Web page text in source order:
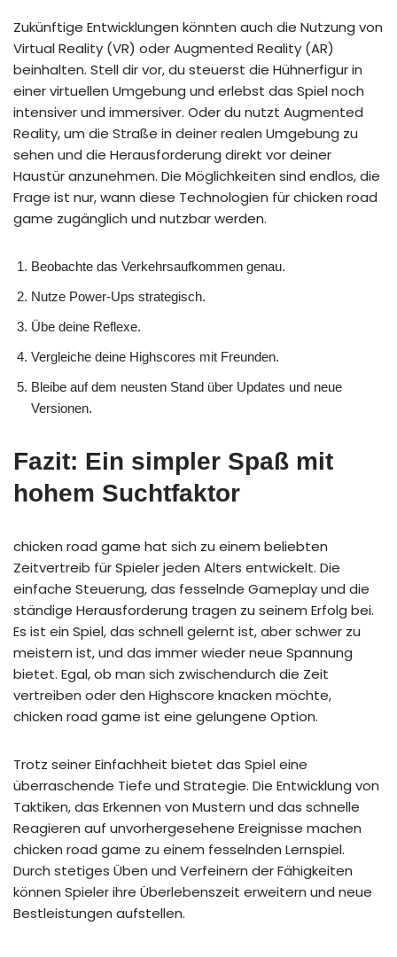
Zukünftige Entwicklungen könnten auch die Nutzung von
Virtual Reality (VR) oder Augmented Reality (AR)
beinhalten. Stell dir vor, du steuerst die Hühnerfigur in
einer virtuellen Umgebung und erlebst das Spiel noch
intensiver und immersiver. Oder du nutzt Augmented
Reality, um die Straße in deiner realen Umgebung zu
sehen und die Herausforderung direkt vor deiner
Haustür anzunehmen. Die Möglichkeiten sind endlos, die
Frage ist nur, wann diese Technologien für chicken road
game zugänglich und nutzbar werden.
Beobachte das Verkehrsaufkommen genau.
Nutze Power-Ups strategisch.
Übe deine Reflexe.
Vergleiche deine Highscores mit Freunden.
Bleibe auf dem neusten Stand über Updates und neue
Versionen.
Fazit: Ein simpler Spaß mit
hohem Suchtfaktor
chicken road game hat sich zu einem beliebten
Zeitvertreib für Spieler jeden Alters entwickelt. Die
einfache Steuerung, das fesselnde Gameplay und die
ständige Herausforderung tragen zu seinem Erfolg bei.
Es ist ein Spiel, das schnell gelernt ist, aber schwer zu
meistern ist, und das immer wieder neue Spannung
bietet. Egal, ob man sich zwischendurch die Zeit
vertreiben oder den Highscore knacken möchte,
chicken road game ist eine gelungene Option.
Trotz seiner Einfachheit bietet das Spiel eine
überraschende Tiefe und Strategie. Die Entwicklung von
Taktiken, das Erkennen von Mustern und das schnelle
Reagieren auf unvorhergesehene Ereignisse machen
chicken road game zu einem fesselnden Lernspiel.
Durch stetiges Üben und Verfeinern der Fähigkeiten
können Spieler ihre Überlebenszeit erweitern und neue
Bestleistungen aufstellen.